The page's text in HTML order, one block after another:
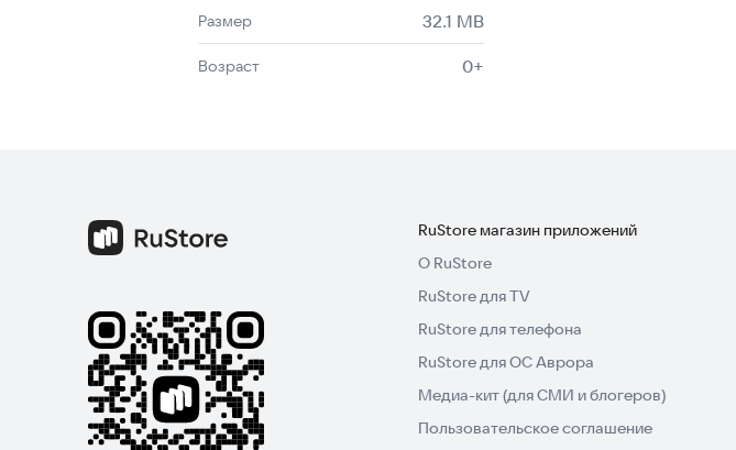
Размер 32.1 MB
Возраст 0+
RuStore магазин приложений
О RuStore
RuStore для TV
RuStore для телефона
RuStore для ОС Аврора
Медиа-кит (для СМИ и блогеров)
Пользовательское соглашение